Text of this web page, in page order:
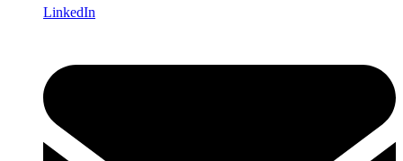
LinkedIn